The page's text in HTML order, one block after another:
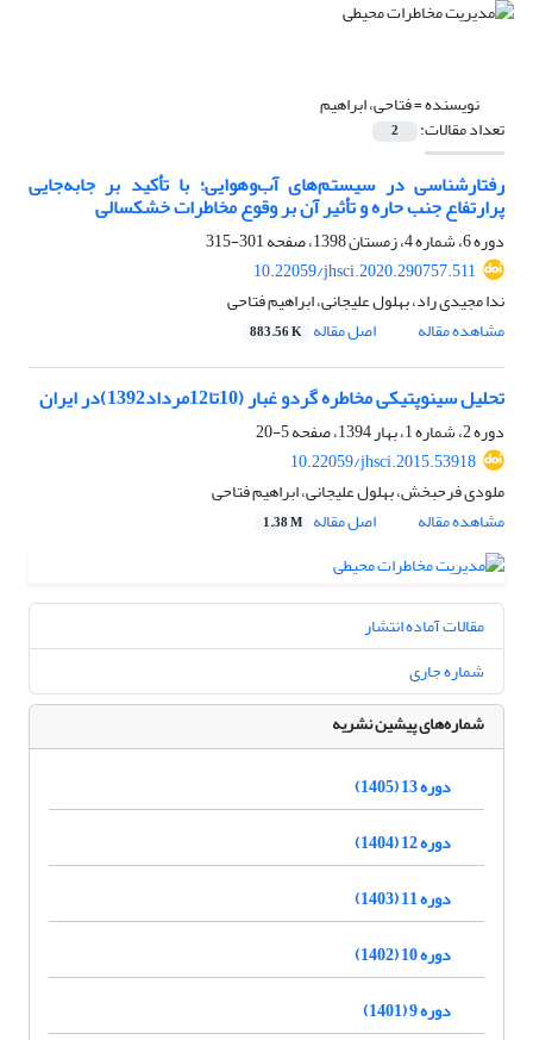
نویسنده =فتاحی، ابراهیم
تعداد مقالات: 2
رفتارشناسی در سیستم‌های آب‌و‌هوایی؛ با تأکید بر جابه‌جایی
پرارتفاع جنب حاره و تأثیر آن بر وقوع مخاطرات خشکسالی
دوره 6، شماره 4، زمستان 1398، صفحه
301-315
10.22059/jhsci.2020.290757.511
ندا مجیدی راد، بهلول علیجانی، ابراهیم فتاحی
مشاهده مقاله
اصل مقاله 883.56 K
تحلیل سینوپتیکی مخاطره گردو غبار (10تا12مرداد1392)در ایران
دوره 2، شماره 1، بهار 1394، صفحه
5-20
10.22059/jhsci.2015.53918
ملودی فرحبخش، بهلول علیجانی، ابراهیم فتاحی
مشاهده مقاله
اصل مقاله 1.38 M
مقالات آماده انتشار
شماره جاری
شماره‌های پیشین نشریه
دوره 13 (1405)
دوره 12 (1404)
دوره 11 (1403)
دوره 10 (1402)
دوره 9 (1401)